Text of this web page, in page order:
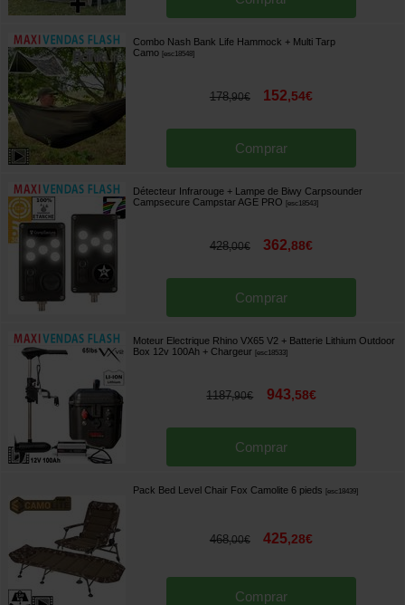
Combo Nash Bank Life Hammock + Multi Tarp
Camo [esc18548]
178,90€ 152,54€
Comprar
Détecteur Infrarouge + Lampe de Biwy Carpsounder
Campsecure Campstar AGE PRO [esc18543]
428,00€ 362,88€
Comprar
Moteur Electrique Rhino VX65 V2 + Batterie Lithium Outdoor
Box 12v 100Ah + Chargeur [esc18533]
1187,90€ 943,58€
Comprar
Pack Bed Level Chair Fox Camolite 6 pieds [esc18439]
468,00€ 425,28€
Comprar